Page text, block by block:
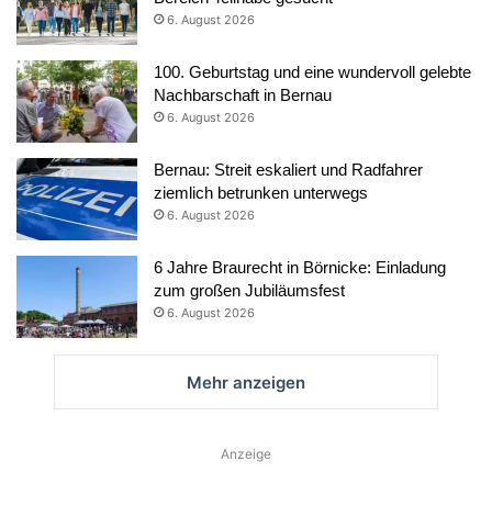
6. August 2026
100. Geburtstag und eine wundervoll gelebte
Nachbarschaft in Bernau
6. August 2026
Bernau: Streit eskaliert und Radfahrer
ziemlich betrunken unterwegs
6. August 2026
6 Jahre Braurecht in Börnicke: Einladung
zum großen Jubiläumsfest
6. August 2026
Mehr anzeigen
Anzeige